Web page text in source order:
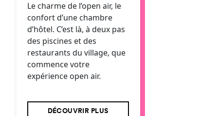
Le charme de l’open air, le
confort d’une chambre
d’hôtel. C’est là, à deux pas
des piscines et des
restaurants du village, que
commence votre
expérience open air.
DÉCOUVRIR PLUS